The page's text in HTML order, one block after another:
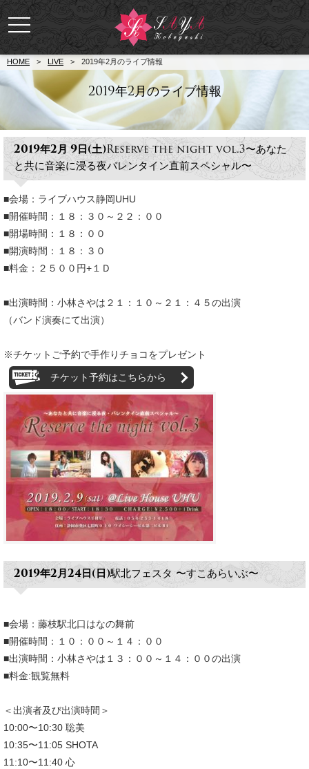
toggle
navigation
HOME > LIVE > 2019年2月のライブ情報
2019年2月のライブ情報
2019年2月 9日(土)Reserve the night vol.3〜あなた
と共に音楽に浸る夜バレンタイン直前スペシャル〜
■会場：ライブハウス静岡UHU
■開催時間：１８：３０～２２：００
■開場時間：１８：００
■開演時間：１８：３０
■料金：２５００円+１Ｄ
■出演時間：小林さやは２１：１０～２１：４５の出演
（バンド演奏にて出演）
※チケットご予約で手作りチョコをプレゼント
チケット予約はこちらから
2019年2月24日(日)駅北フェスタ 〜すこあらいぶ〜
■会場：藤枝駅北口はなの舞前
■開催時間：１０：００～１４：００
■出演時間：小林さやは１３：００～１４：００の出演
■料金:観覧無料
＜出演者及び出演時間＞
10:00〜10:30 聡美
10:35〜11:05 SHOTA
11:10〜11:40 心